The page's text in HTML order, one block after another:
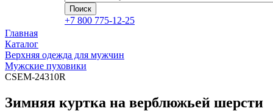
+7 800 775-12-25
Главная
Каталог
Верхняя одежда для мужчин
Мужские пуховики
CSEM-24310R
Зимняя куртка на верблюжьей шерсти